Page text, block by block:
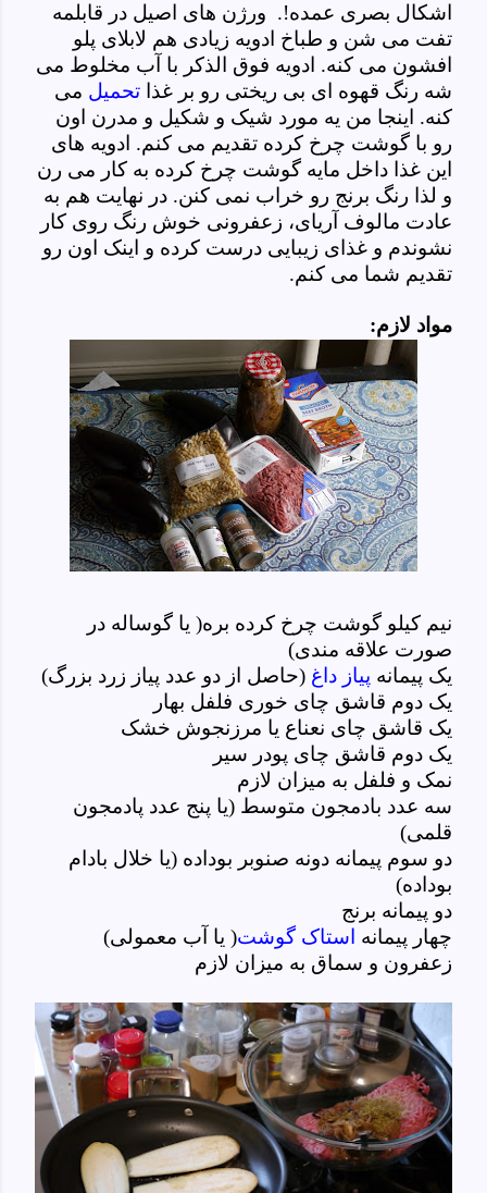
اشکال بصری عمده!. ورژن های اصیل در قابلمه
تفت می شن و طباخ ادویه زیادی هم لابلای پلو
افشون می کنه. ادویه فوق الذکر با آب مخلوط می
شه رنگ قهوه ای بی ریختی رو بر غذا تحمیل می
کنه. اینجا من یه مورد شیک و شکیل و مدرن اون
رو با گوشت چرخ کرده تقدیم می کنم. ادویه های
این غذا داخل مایه گوشت چرخ کرده به کار می رن
و لذا رنگ برنج رو خراب نمی کنن. در نهایت هم به
عادت مالوف آریای، زعفرونی خوش رنگ روی کار
نشوندم و غذای زیبایی درست کرده و اینک اون رو
تقدیم شما می کنم.
مواد لازم:
نیم کیلو گوشت چرخ کرده بره( یا گوساله در
صورت علاقه مندی)
یک پیمانه پیاز داغ (حاصل از دو عدد پیاز زرد بزرگ)
یک دوم قاشق چای خوری فلفل بهار
یک قاشق چای نعناع یا مرزنجوش خشک
یک دوم قاشق چای پودر سیر
نمک و فلفل به میزان لازم
سه عدد بادمجون متوسط (یا پنج عدد پادمجون
قلمی)
دو سوم پیمانه دونه صنوبر بوداده (یا خلال بادام
بوداده)
دو پیمانه برنج
چهار پیمانه استاک گوشت( یا آب معمولی)
زعفرون و سماق به میزان لازم